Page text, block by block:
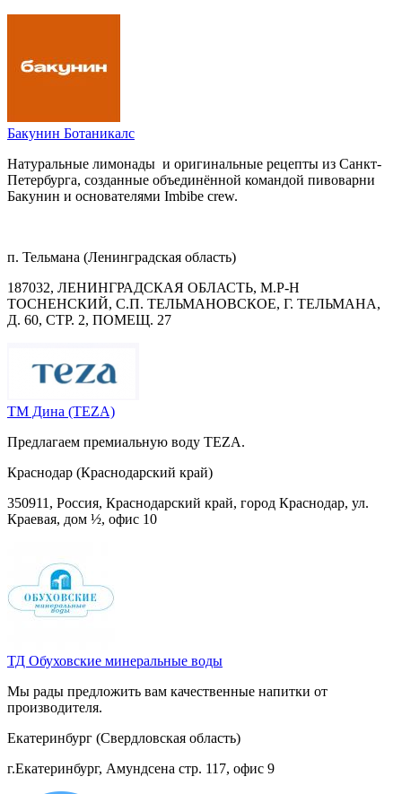
Бакунин Ботаникалс
Натуральные лимонады и оригинальные рецепты из Санкт-
Петербурга, созданные объединённой командой пивоварни
Бакунин и основателями Imbibe crew.
п. Тельмана (Ленинградская область)
187032, ЛЕНИНГРАДСКАЯ ОБЛАСТЬ, М.Р-Н
ТОСНЕНСКИЙ, С.П. ТЕЛЬМАНОВСКОЕ, Г. ТЕЛЬМАНА,
Д. 60, СТР. 2, ПОМЕЩ. 27
ТМ Дина (TEZA)
Предлагаем премиальную воду TEZA.
Краснодар (Краснодарский край)
350911, Россия, Краснодарский край, город Краснодар, ул.
Краевая, дом ½, офис 10
ТД Обуховские минеральные воды
Мы рады предложить вам качественные напитки от
производителя.
Екатеринбург (Свердловская область)
г.Екатеринбург, Амундсена стр. 117, офис 9